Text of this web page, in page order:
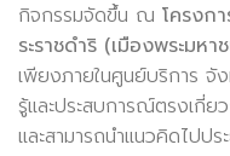
กิจกรรมจัดขึ้น ณ โครงก
ระราชดำริ (เมืองพระมหา
เพียงภายในศูนย์บริการ จั
รู้และประสบการณ์ตรงเกี่
และสามารถนำแนวคิดไปปร